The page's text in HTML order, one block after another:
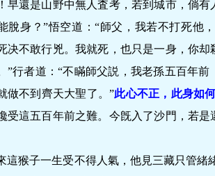
早還是山野中無人査考，若到城市，倘
脫身？”悟空道：“師父，我若不打死他
决不敢行兇。我就死，也只是一身，你
”行者道：“不瞞師父説，我老孫五百年
做不到齊天大聖了。”此心不正，此身如
受這五百年前之難。今旣入了沙門，若
這猴子一生受不得人氣，他見三藏只管